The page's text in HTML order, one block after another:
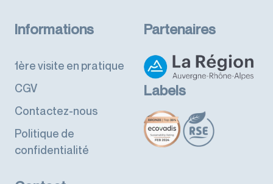
Informations
1ère visite en pratique
CGV
Contactez-nous
Politique de
confidentialité
Partenaires
Labels